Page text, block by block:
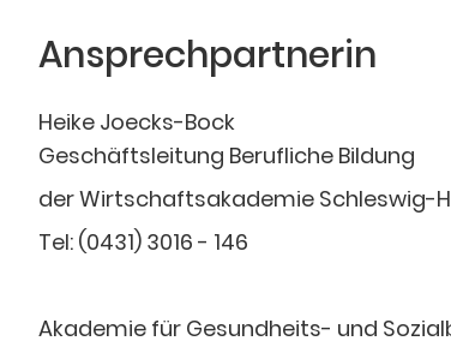
Ansprechpartnerin
Heike Joecks-Bock
Geschäftsleitung Berufliche Bildung
der Wirtschaftsakademie Schleswig-
Tel: (0431) 3016 - 146
Akademie für Gesundheits- und